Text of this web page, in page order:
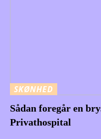
SKØNHED
Sådan foregår en
Privathospital